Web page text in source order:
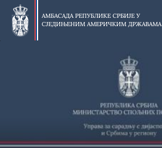
Прескочи
главни
део
АМБАСАДА РЕПУБЛИКЕ СРБИЈЕ У
СЈЕДИЊЕНИМ АМЕРИЧКИМ ДРЖАВАМА